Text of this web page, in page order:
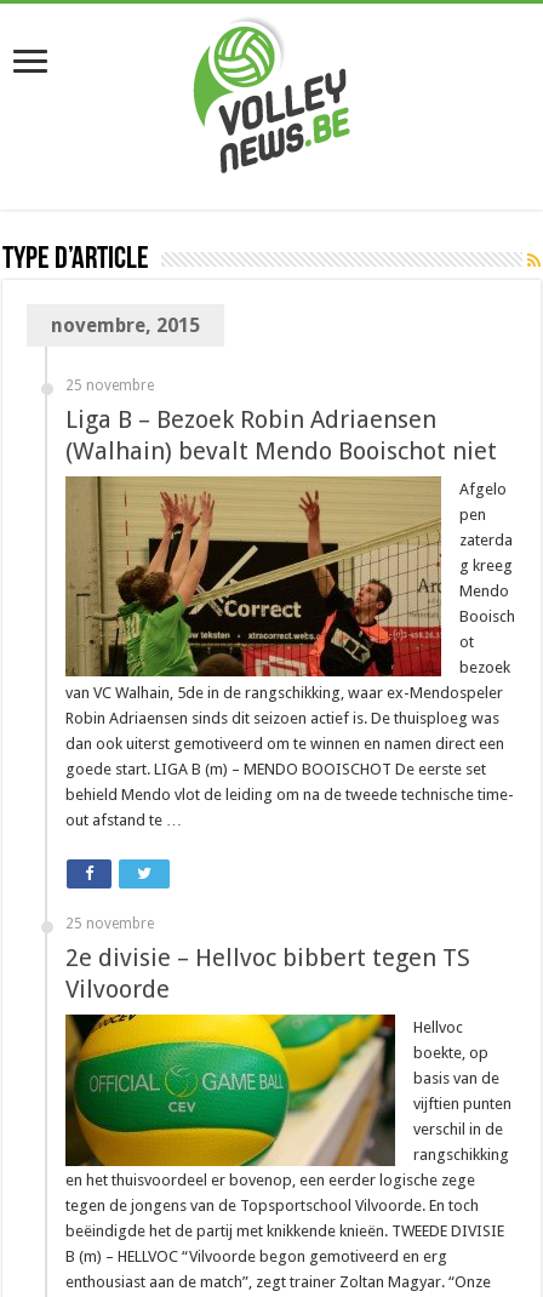
Type d’article
novembre, 2015
25 novembre
Liga B – Bezoek Robin Adriaensen
(Walhain) bevalt Mendo Booischot niet
Afgelo
pen
zaterda
g kreeg
Mendo
Booisch
ot
bezoek
van VC Walhain, 5de in de rangschikking, waar ex-Mendospeler
Robin Adriaensen sinds dit seizoen actief is. De thuisploeg was
dan ook uiterst gemotiveerd om te winnen en namen direct een
goede start. LIGA B (m) – MENDO BOOISCHOT De eerste set
behield Mendo vlot de leiding om na de tweede technische time-
out afstand te …
25 novembre
2e divisie – Hellvoc bibbert tegen TS
Vilvoorde
Hellvoc
boekte, op
basis van de
vijftien punten
verschil in de
rangschikking
en het thuisvoordeel er bovenop, een eerder logische zege
tegen de jongens van de Topsportschool Vilvoorde. En toch
beëindigde het de partij met knikkende knieën. TWEEDE DIVISIE
B (m) – HELLVOC “Vilvoorde begon gemotiveerd en erg
enthousiast aan de match”, zegt trainer Zoltan Magyar. “Onze